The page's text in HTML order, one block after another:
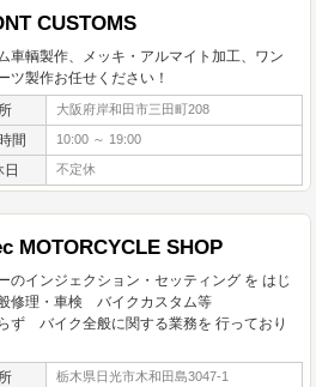
CUSTOMS
車輌製作、メッキ・アルマイト加工、ワン
ツ製作お任せください！
大阪府岸和田市三田町208
間 10:00 ～ 19:00
日 不定休
MOTORCYCLE SHOP
のインジェクション・セッティング を はじ
修理・車検 バイクカスタム等
ず バイク全般に関する業務を 行っており
栃木県日光市木和田島3047-1